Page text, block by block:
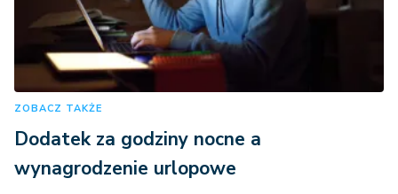
ZOBACZ TAKŻE
Dodatek za godziny nocne a
wynagrodzenie urlopowe